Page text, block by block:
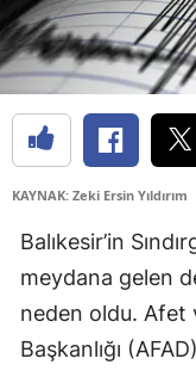
KAYNAK: Zeki Ersin Yıldırım
Balıkesir’in
meydana gelen
neden oldu. Afet
Başkanlığı